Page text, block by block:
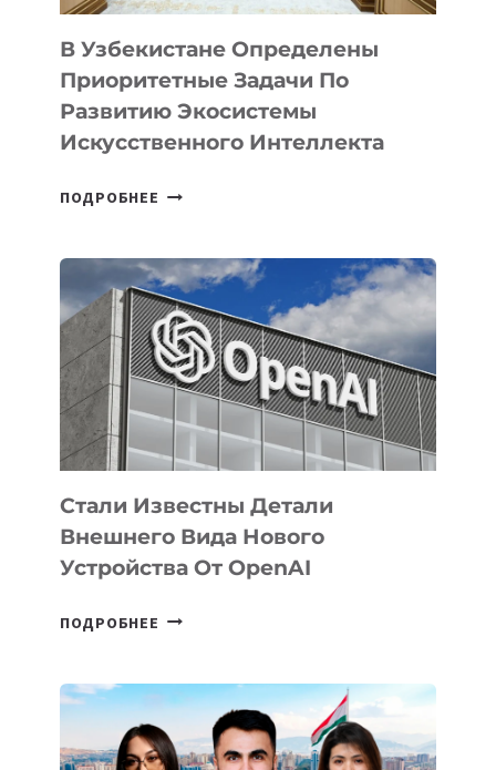
В Узбекистане Определены
Приоритетные Задачи По
Развитию Экосистемы
Искусственного Интеллекта
ПОДРОБНЕЕ
ПРИОРИТЕТНЫЕ
ЗАДАЧИ
ПО
РАЗВИТИЮ
ЭКОСИСТЕМЫ
ИСКУССТВЕННОГО
ИНТЕЛЛЕКТА
Стали Известны Детали
Внешнего Вида Нового
Устройства От OpenAI
ПОДРОБНЕЕ СТАЛИ
ВНЕШНЕГО
ВИДА
НОВОГО